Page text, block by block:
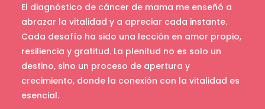
El diagnóstico de cáncer de mama me enseñó a
abrazar la vitalidad y a apreciar cada instante.
Cada desafío ha sido una lección en amor propio,
resiliencia y gratitud. La plenitud no es solo un
destino, sino un proceso de apertura y
crecimiento, donde la conexión con la vitalidad es
esencial.